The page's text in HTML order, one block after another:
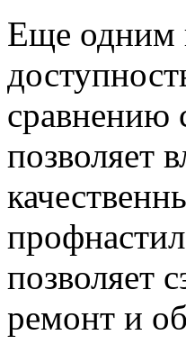
Еще одним
сравнению
позволяет
позволяет
ремонт и